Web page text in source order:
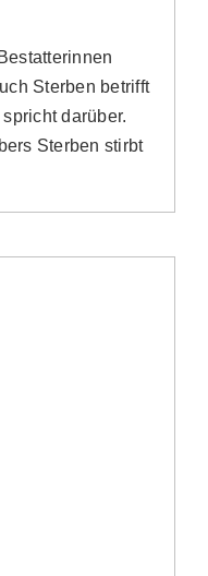
Sterben betrifft
darüber.
Sterben stirbt